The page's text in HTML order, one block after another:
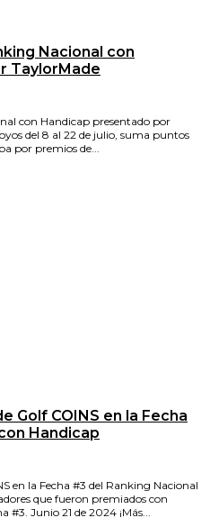
Nacional con
TaylorMade
con Handicap presentado por
del 8 al 22 de julio, suma puntos
por premios de...
Golf COINS en la Fecha
Handicap
en la Fecha #3 del Ranking Nacional
que fueron premiados con
#3. Junio 21 de 2024 ¡Más...